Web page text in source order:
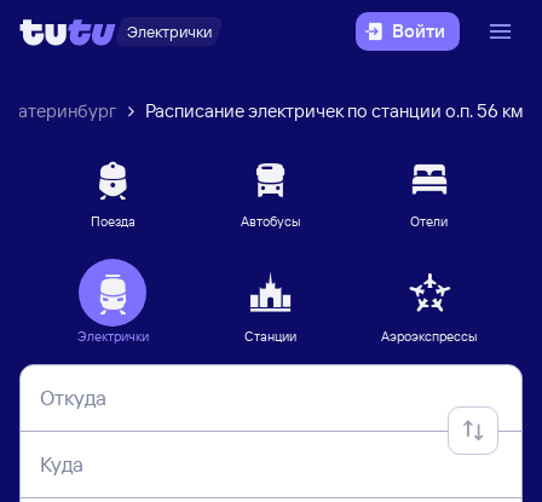
Электрички Войти
Екатеринбург Расписание электричек по станции о.п. 56 км
Поезда Автобусы Отели
Электрички Станции Аэроэкспрессы
Откуда
Куда